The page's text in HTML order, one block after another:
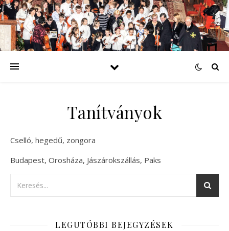
Tanítványok
Cselló, hegedű, zongora
Budapest, Orosháza, Jászárokszállás, Paks
LEGUTÓBBI BEJEGYZÉSEK